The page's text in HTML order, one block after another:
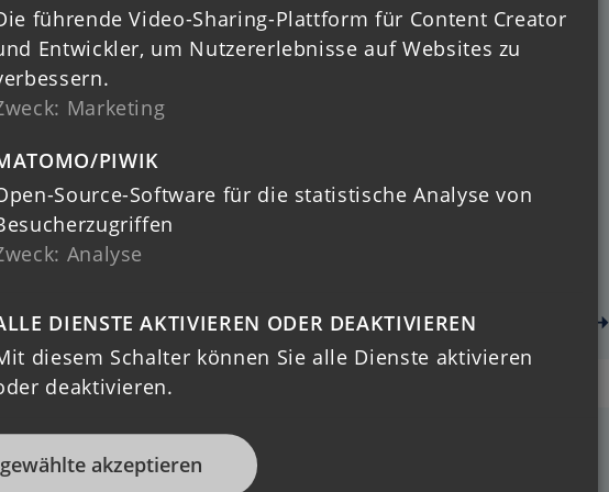
und
Kooperation
der
gemeinsamer
Weiterlesen ➝
Förderung der regionalen
Unternehmen zur
Region
Weiterlesen ➝
führende Video-Sharing-Plattform für Content Creator
Entwickler, um Nutzererlebnisse auf Websites zu
: Marketing
PIWIK
Source-Software für die statistische Analyse von
: Analyse
DIENSTE AKTIVIEREN ODER DEAKTIVIEREN
diesem Schalter können Sie alle Dienste aktivieren
deaktivieren.
akzeptieren